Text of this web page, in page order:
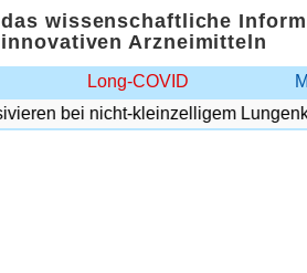
das wissenschaftliche
innovativen Arzneimitteln
Long-COVID
bei nicht-kleinzelligem